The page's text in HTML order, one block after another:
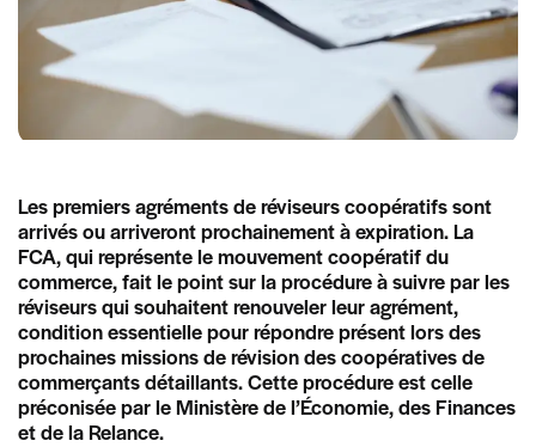
Les premiers agréments de réviseurs coopératifs sont
arrivés ou arriveront prochainement à expiration. La
FCA, qui représente le mouvement coopératif du
commerce, fait le point sur la procédure à suivre par les
réviseurs qui souhaitent renouveler leur agrément,
condition essentielle pour répondre présent lors des
prochaines missions de révision des coopératives de
commerçants détaillants. Cette procédure est celle
préconisée par le Ministère de l’Économie, des Finances
et de la Relance.